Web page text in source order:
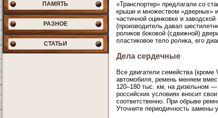
ПАМЯТЬ
РАЗНОЕ
СТАТЬИ
«Транспортер» предлагали со
крыши и множеством «дверных»
частичной оцинковке и
(производитель давал
роликов боковой (сдвижной)
пластиковое тело ролика, его
Дела сердечные
Все двигатели семейства
автомобиля, ремень меняем
120–180 тыс. км, на дизельном —
российских условиях вносит
соответственно. При обрыве
Уточните периодичность замены